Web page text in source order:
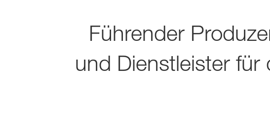
Führender
und Dienstleister für